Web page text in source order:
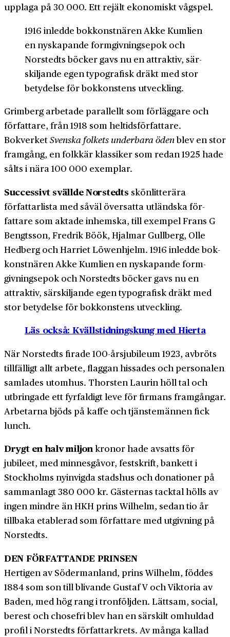
upplaga på 30 000. Ett rejält ekonomiskt våg­spel.
1916 inledde bok­konstnären Akke Kumlien
en nyskapande form­givnings­epok och
Norstedts böcker gavs nu en attraktiv, sär­
skiljande egen typo­grafisk dräkt med stor
betydelse för bok­konstens utveckling.
Grimberg arbetade parallellt som förläggare och
författare, från 1918 som heltids­författare.
BokverketSvenska folkets underbara ödenblev en stor
framgång, en folk­kär klassiker som redan 1925 hade
sålts i nära 100 000 exemplar.
Successivt svällde Norstedts skön­litterära
författar­lista med såväl översatta utländska för­
fattare som aktade inhemska, till exempel Frans G
Bengtsson, Fredrik Böök, Hjalmar Gullberg, Olle
Hedberg och Harriet Löwen­hjelm. 1916 inledde bok­
konstnären Akke Kumlien en nyskapande form­
givnings­epok och Norstedts böcker gavs nu en
attraktiv, sär­skiljande egen typo­grafisk dräkt med
stor betydelse för bok­konstens utveckling.
Läs också: Kvällstidningskung med Hierta
När Norstedts firade 100-årsjubileum 1923, avbröts
till­fälligt allt arbete, flaggan hissades och personalen
samlades utomhus. Thorsten Laurin höll tal och
utbringade ett fyr­faldigt leve för firmans fram­gångar.
Arbetarna bjöds på kaffe och tjänste­männen fick
lunch.
Drygt en halv miljonkronor hade avsatts för
jubileet, med minnes­gåvor, festskrift, bankett i
Stockholms nyinvigda stadshus och donationer på
samman­lagt 380 000 kr. Gästernas tacktal hölls av
ingen mindre än HKH prins Wilhelm, sedan tio år
tillbaka etablerad som för­fattare med utgivning på
Norstedts.
DEN FÖRFATTANDE PRINSEN
Hertigen av Söderman­land, prins Wilhelm, föddes
1884 som son till blivande Gustaf V och Viktoria av
Baden, med hög rang i tron­följden. Lättsam, social,
berest och chosefri blev han en särskilt omhuldad
profil i Norstedts författar­krets. Av många kallad